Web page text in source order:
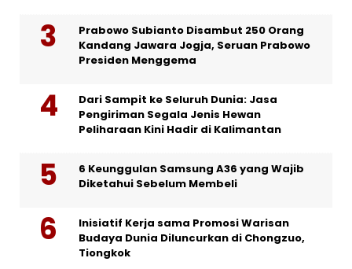
Prabowo Subianto Disambut 250 Orang
Kandang Jawara Jogja, Seruan Prabowo
Presiden Menggema
Dari Sampit ke Seluruh Dunia: Jasa
Pengiriman Segala Jenis Hewan
Peliharaan Kini Hadir di Kalimantan
6 Keunggulan Samsung A36 yang Wajib
Diketahui Sebelum Membeli
Inisiatif Kerja sama Promosi Warisan
Budaya Dunia Diluncurkan di Chongzuo,
Tiongkok